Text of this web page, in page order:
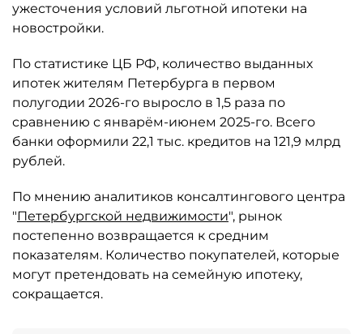
ужесточения условий льготной ипотеки на
новостройки.
По статистике ЦБ РФ, количество выданных
ипотек жителям Петербурга в первом
полугодии 2026-го выросло в 1,5 раза по
сравнению с январём-июнем 2025-го. Всего
банки оформили 22,1 тыс. кредитов на 121,9 млрд
рублей.
По мнению аналитиков консалтингового центра
"Петербургской недвижимости", рынок
постепенно возвращается к средним
показателям. Количество покупателей, которые
могут претендовать на семейную ипотеку,
сокращается.